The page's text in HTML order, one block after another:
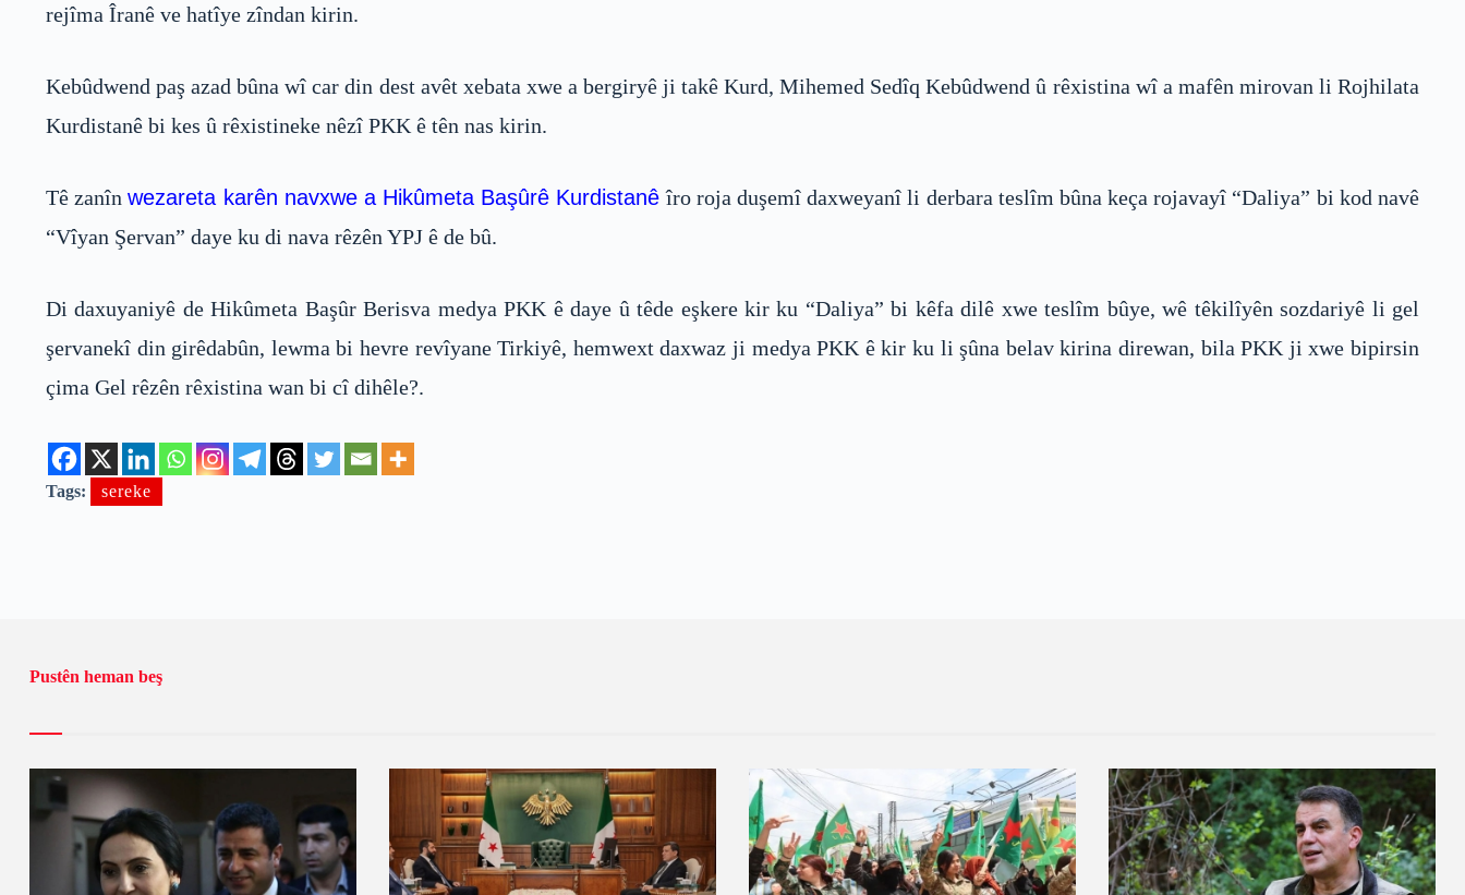
rejîma Îranê ve hatîye zîndan kirin.
Kebûdwend paş azad bûna wî car din dest avêt xebata xwe a bergiryê ji takê Kurd, Mihemed Sedîq Kebûdwend û rêxistina wî a mafên mirovan li Rojhilata
Kurdistanê bi kes û rêxistineke nêzî PKK ê tên nas kirin.
Tê zanînwezareta karên navxwe a Hikûmeta Başûrê Kurdistanê îro roja duşemî daxweyanî li derbara teslîm bûna keça rojavayî “Daliya” bi kod navê
“Vîyan Şervan” daye ku di nava rêzên YPJ ê de bû.
Di daxuyaniyê de Hikûmeta Başûr Berisva medya PKK ê daye û têde eşkere kir ku “Daliya” bi kêfa dilê xwe teslîm bûye, wê têkilîyên sozdariyê li gel
şervanekî din girêdabûn, lewma bi hevre revîyane Tirkiyê, hemwext daxwaz ji medya PKK ê kir ku li şûna belav kirina direwan, bila PKK ji xwe bipirsin
çima Gel rêzên rêxistina wan bi cî dihêle?.
Tags: sereke
Pustên heman beş